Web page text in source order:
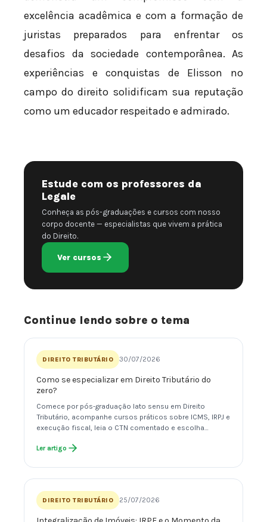
excelência acadêmica e com a formação de
juristas preparados para enfrentar os
desafios da sociedade contemporânea. As
experiências e conquistas de Elisson no
campo do direito solidificam sua reputação
como um educador respeitado e admirado.
Estude com os professores da
Legale
Conheça as pós-graduações e cursos com nosso
corpo docente — especialistas que vivem a prática
do Direito.
Ver cursos
Continue lendo sobre o tema
DIREITO TRIBUTÁRIO 30/07/2026
Como se especializar em Direito Tributário do
zero?
Comece por pós-graduação lato sensu em Direito
Tributário, acompanhe cursos práticos sobre ICMS, IRPJ e
execução fiscal, leia o CTN comentado e escolha…
Ler artigo
DIREITO TRIBUTÁRIO 25/07/2026